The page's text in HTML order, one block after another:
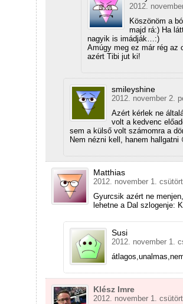
2012.
Köszönöm a
majd rá:) Ha
nagyik is imádják…:)
Amúgy meg ez már rég az
azért Tibi jut ki!
smileyshine
2012. november 2.
Azért kérlek ne
volt a kedvenc
sem a külső volt számomra a
Nem nézni kell, hanem hallgatni
Matthias
2012. november 1.
Gyurcsik azért ne
lehetne a Dal szlogenje:
Susi
2012. november 1.
Klész Imre
2012. november 1.